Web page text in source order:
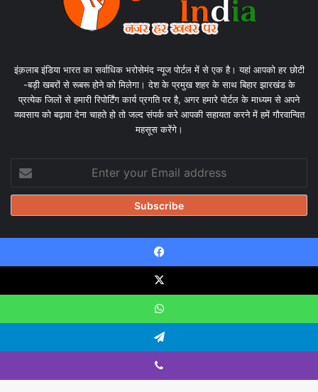
इंक़लाब इंडिया भारत का सर्वाधिक भरोसेमंद न्यूज पोर्टल में से एक है। यहां आपको हर छोटी
-बड़ी खबरों से रूबरू होने को मिलेगा। देश के प्रमुख शहर के साथ बिहार झारखंड के
प्रत्येक जिलों से हमारी रिपोर्टिंग कार्य प्रगति पर है, अगर हमारे पोर्टल के माध्यम से अपने
व्यवसाय को बढ़ावा देना चाहते हो तो जल्द संपर्क करे आपकी सहायता करने में हमें गौरवान्वित
महसूस करेंगे।
your
Email
© Copyright 2026, All Rights Reserved |
Design & Developed
Blog
Contact Us
Facebook
X YouTubeInstagramWhatsApp
Facebook
X
WhatsApp
Telegram
Viber